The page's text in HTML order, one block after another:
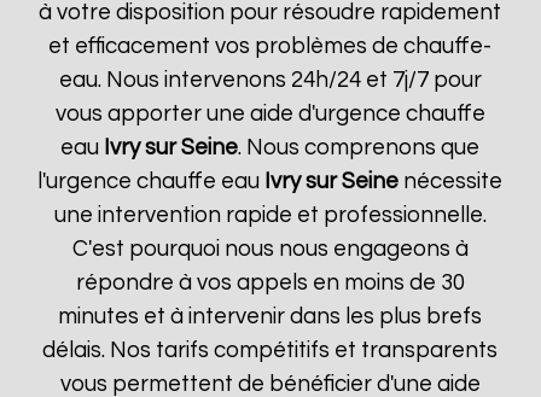
à votre disposition pour résoudre rapidement
et efficacement vos problèmes de chauffe-
eau. Nous intervenons 24h/24 et 7j/7 pour
vous apporter une aide d'urgence chauffe
eau Ivry sur Seine. Nous comprenons que
l'urgence chauffe eau Ivry sur Seine nécessite
une intervention rapide et professionnelle.
C'est pourquoi nous nous engageons à
répondre à vos appels en moins de 30
minutes et à intervenir dans les plus brefs
délais. Nos tarifs compétitifs et transparents
vous permettent de bénéficier d'une aide